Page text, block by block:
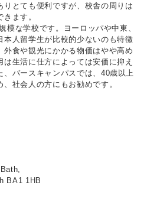
りとても便利ですが、校舎の周りは
ます。
模な学校です。ヨーロッパや中東、
本人留学生が比較的少ないのも特徴
食や観光にかかる物価はやや高め
生活に仕方によっては安価に抑え
、バースキャンパスでは、40歳以上
社会人の方にもお勧めです。
BA1 1HB